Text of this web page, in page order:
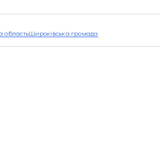
областьШироківська громада